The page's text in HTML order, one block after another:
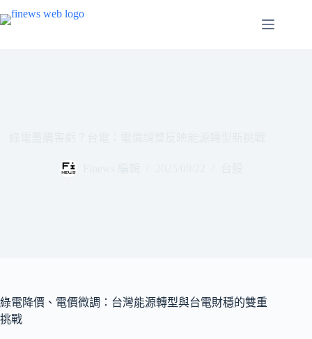
至
綠電降價、電價微調：台灣能源轉型與台電財穩的雙重
挑戰